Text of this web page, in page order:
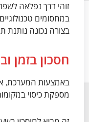
זוהי דרך נפלאה
במחסומים
בצורה נכונה נותנת
חסכון בזמן
באמצעות המערכת,
מספקת כיסוי